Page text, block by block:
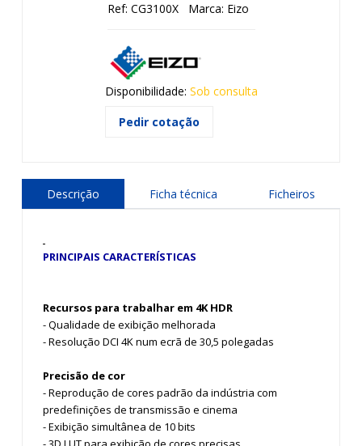
Ref: CG3100X Marca: Eizo
Disponibilidade: Sob consulta
Pedir cotação
Descrição Ficha técnica Ficheiros
PRINCIPAIS CARACTERÍSTICAS
Recursos para trabalhar em 4K HDR
- Qualidade de exibição melhorada
- Resolução DCI 4K num ecrã de 30,5 polegadas
Precisão de cor
- Reprodução de cores padrão da indústria com
predefinições de transmissão e cinema
- Exibição simultânea de 10 bits